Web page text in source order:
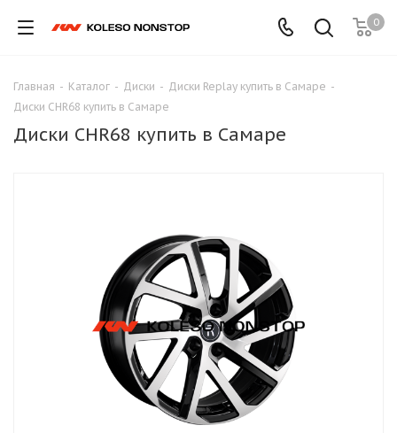
0
Главная - Каталог - Диски - Диски Replay купить в Самаре -
Диски CHR68 купить в Самаре
Диски CHR68 купить в Самаре